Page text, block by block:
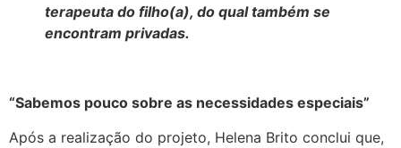
terapeuta do filho(a), do qual também se
encontram privadas.
“Sabemos pouco sobre as necessidades especiais”
Após a realização do projeto, Helena Brito conclui que,